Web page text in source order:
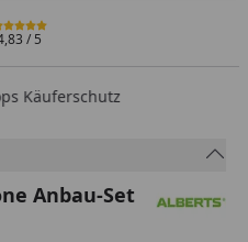
/ 5
Käuferschutz
Anbau-Set